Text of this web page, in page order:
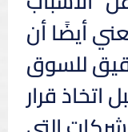
أيضًا أن
للسوق
قرار